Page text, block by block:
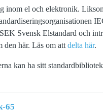
inom el och elektronik.
Svensk Elstandard och
den här. Läs om att delta här.
kan ha sitt
65